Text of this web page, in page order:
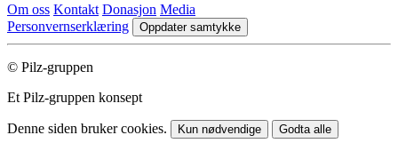
Om oss Kontakt Donasjon Media
Personvernserklæring
Oppdater samtykke
© Pilz-gruppen
Et Pilz-gruppen konsept
Denne siden bruker cookies. Kun nødvendige Godta alle